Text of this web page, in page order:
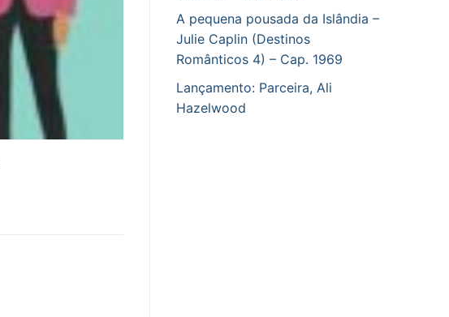
A pequena pousada da Islândia –
Julie Caplin (Destinos
Românticos 4) – Cap. 1969
Lançamento: Parceira, Ali
Hazelwood